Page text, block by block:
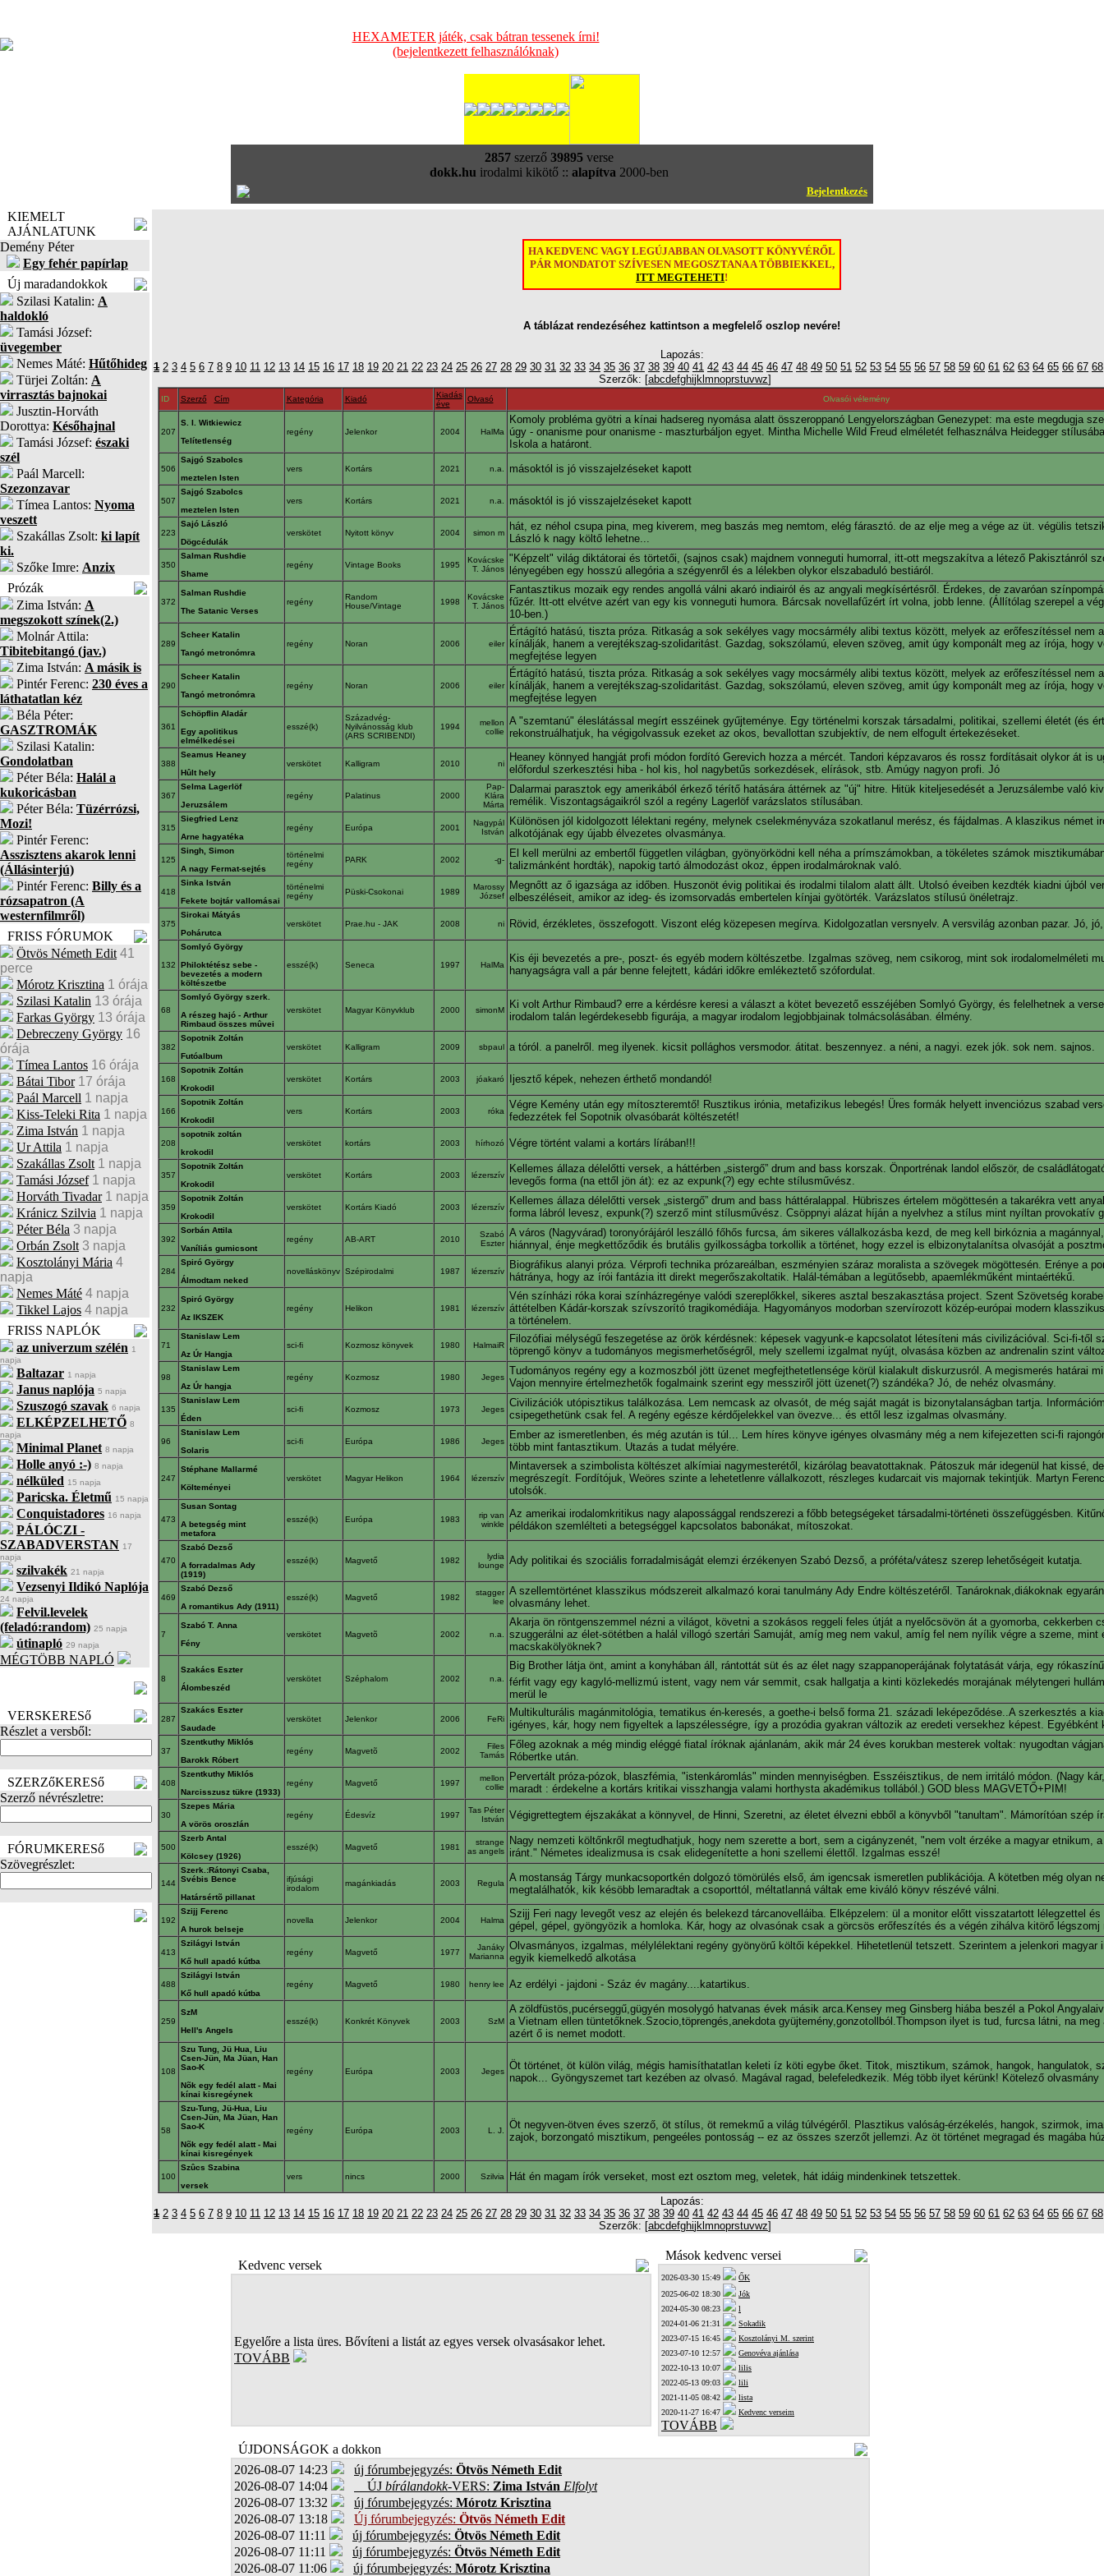
HEXAMETER játék, csak bátran tessenek írni!
(bejelentkezett felhasználóknak)
2857szerző 39895verse
dokk.hu irodalmi kikötő :: alapítva 2000-ben
Bejelentkezés
KIEMELT
AJÁNLATUNK
Demény Péter
Egy fehér papírlap
Új maradandokkok
Szilasi Katalin: A
haldokló
Tamási József:
üvegember
Nemes Máté: Hűtőhideg
Türjei Zoltán: A
virrasztás bajnokai
Jusztin-Horváth
Dorottya: Későhajnal
Tamási József: északi
szél
Paál Marcell:
Szezonzavar
Tímea Lantos: Nyoma
veszett
Szakállas Zsolt: ki lapít
ki.
Szőke Imre: Anzix
Prózák
Zima István: A
megszokott színek(2.)
Molnár Attila:
Tibitebitangó (jav.)
Zima István: A másik is
Pintér Ferenc: 230 éves a
láthatatlan kéz
Béla Péter:
GASZTROMÁK
Szilasi Katalin:
Gondolatban
Péter Béla: Halál a
kukoricásban
Péter Béla: Tüzérrózsi,
Mozi!
Pintér Ferenc:
Asszisztens akarok lenni
(Állásinterjú)
Pintér Ferenc: Billy és a
rózsapatron (A
westernfilmről)
FRISS FÓRUMOK
Ötvös Németh Edit 41
perce
Mórotz Krisztina 1 órája
Szilasi Katalin 13 órája
Farkas György 13 órája
Debreczeny György 16
órája
Tímea Lantos 16 órája
Bátai Tibor 17 órája
Paál Marcell 1 napja
Kiss-Teleki Rita 1 napja
Zima István 1 napja
Ur Attila 1 napja
Szakállas Zsolt 1 napja
Tamási József 1 napja
Horváth Tivadar 1 napja
Kránicz Szilvia 1 napja
Péter Béla 3 napja
Orbán Zsolt 3 napja
Kosztolányi Mária 4
napja
Nemes Máté 4 napja
Tikkel Lajos 4 napja
FRISS NAPLÓK
az univerzum szélén 1
napja
Baltazar 1 napja
Janus naplója 5 napja
Szuszogó szavak 6 napja
ELKÉPZELHETŐ 8
napja
Minimal Planet 8 napja
Holle anyó :-) 8 napja
nélküled 15 napja
Paricska. Életmű 15 napja
Conquistadores 16 napja
PÁLÓCZI -
SZABADVERSTAN 17
napja
szilvakék 21 napja
Vezsenyi Ildikó Naplója
24 napja
Felvil.levelek
(feladó:random) 25 napja
útinapló 29 napja
MÉGTÖBB NAPLÓ
VERSKERESő
Részlet a versből:
SZERZőKERESő
Szerző névrészletre:
FÓRUMKERESő
Szövegrészlet:
HA KEDVENC VAGY LEGÚJABBAN OLVASOTT KÖNYVÉRŐL
PÁR MONDATOT SZÍVESEN MEGOSZTANA A TÖBBIEKKEL,
ITT MEGTEHETI!
A táblázat rendezéséhez kattintson a megfelelő oszlop nevére!
Lapozás:
1 2 3 4 5 6 7 8 9 10 11 12 13 14 15 16 17 18 19 20 21 22 23 24 25 26 27 28 29 30 31 32 33 34 35 36 37 38 39 40 41 42 43 44 45 46 47 48 49 50 51 52 53 54 55 56 57 58 59 60 61 62 63 64 65 66 67 68
Szerzők: [abcdefghij k mnoprstuvwz]
ID Szerző Cím Kategória Kiadó
Kiadás
éve
Olvasó Olvasói vélemény
207
S. I. Witkiewicz
Telítetlenség
regény Jelenkor 2004 HalMa
Komoly probléma gyötri a kínai hadsereg nyomása alatt összeroppanó Lengyelországban Genezypet: ma este megdugja
úgy - onanisme pour onanisme - maszturbáljon egyet. Mintha Michelle Wild Freud elméletét felhasználva Heidegger
Iskola a határont.
506
Sajgó Szabolcs
meztelen Isten
vers Kortárs 2021 n.a. másoktól is jó visszajelzéseket kapott
507
Sajgó Szabolcs
meztelen Isten
vers Kortárs 2021 n.a. másoktól is jó visszajelzéseket kapott
223
Sajó László
Dögcédulák
verskötet Nyitott könyv 2004 simon m
hát, ez néhol csupa pina, meg kiverem, meg baszás meg nemtom, elég fárasztó. de az elje meg a vége az üt. végülis
László k nagy költő lehetne...
350
Salman Rushdie
Shame
regény Vintage Books 1995
Kovácske
T. János
"Képzelt" világ diktátorai és törtetői, (sajnos csak) majdnem vonneguti humorral, itt-ott megszakítva a létező Pakisztánról
lényegében egy hosszú allegória a szégyenről és a lélekben olykor elszabaduló bestiáról.
372
Salman Rushdie
The Satanic Verses
regény
Random
House/Vintage
1998
Kovácske
T. János
Fantasztikus mozaik egy rendes angollá válni akaró indiairól és az angyali megkísértésről. Érdekes, de zavaróan
fűzér. Itt-ott elvétve azért van egy kis vonneguti humora. Bárcsak novellafűzért írt volna, jobb lenne. (Állítólag szerepel a
10-ben.)
289
Scheer Katalin
Tangó metronómra
regény Noran 2006 eiler
Értágító hatású, tiszta próza. Ritkaság a sok sekélyes vagy mocsármély alibi textus között, melyek az erőfeszítéssel nem
kínálják, hanem a verejtékszag-szolidaritást. Gazdag, sokszólamú, eleven szöveg, amit úgy komponált meg az írója, hogy
megfejtése legyen
290
Scheer Katalin
Tangó metronómra
regény Noran 2006 eiler
Értágító hatású, tiszta próza. Ritkaság a sok sekélyes vagy mocsármély alibi textus között, melyek az erőfeszítéssel nem
kínálják, hanem a verejtékszag-szolidaritást. Gazdag, sokszólamú, eleven szöveg, amit úgy komponált meg az írója, hogy
megfejtése legyen
361
Schöpflin Aladár
Egy apolitikus
elmélkedései
esszé(k)
Századvég-
Nyilvánosság klub
(ARS SCRIBENDI)
1994
mellon
collie
A "szemtanú" éleslátással megírt esszéinek gyűjteménye. Egy történelmi korszak társadalmi, politikai, szellemi életét (és
rekonstruálhatjuk, ha végigolvassuk ezeket az okos, bevallottan szubjektív, de nem elfogult értekezéseket.
388
Seamus Heaney
Hûlt hely
verskötet Kalligram 2010 ni
Heaney könnyed hangját profi módon fordító Gerevich hozza a mércét. Tandori képzavaros és rossz fordításait olykor át is
előfordul szerkesztési hiba - hol kis, hol nagybetűs sorkezdések, elírások, stb. Amúgy nagyon profi. Jó
367
Selma Lagerlöf
Jeruzsálem
regény Palatinus 2000
Pap-
Klára
Márta
Dalarmai parasztok egy amerikából érkező térítő hatására áttérnek az "új" hitre. Hitük kiteljesedését a Jeruzsálembe való
remélik. Viszontagságaikról szól a regény Lagerlöf varázslatos stílusában.
315
Siegfried Lenz
Arne hagyatéka
regény Európa 2001
Nagypál
István
Különösen jól kidolgozott lélektani regény, melynek cselekményváza szokatlanul merész, és fájdalmas. A klaszikus német
alkotójának egy újabb élvezetes olvasmánya.
125
Singh, Simon
A nagy Fermat-sejtés
történelmi
regény
PARK 2002 -g-
El kell merülni az embertől független világban, gyönyörködni kell néha a prímszámokban, a tökéletes számok
talizmánként hordták), napokig tartó álmodozást okoz, éppen irodalmároknak való.
418
Sinka István
Fekete bojtár vallomásai
történelmi
regény
Püski-Csokonai 1989
Marossy
József
Megnőtt az ő igazsága az időben. Huszonöt évig politikai és irodalmi tilalom alatt állt. Utolsó éveiben kezdték kiadni újból
elbeszéléseit, amikor az ideg- és izomsorvadás embertelen kínjai gyötörték. Varázslatos stílusú önéletrajz.
375
Sirokai Mátyás
Pohárutca
verskötet Prae.hu - JAK 2008 ni Rövid, érzékletes, összefogott. Viszont elég közepesen megírva. Kidolgozatlan versnyelv. A versvilág azonban pazar. Jó,
132
Somlyó György
Philoktétész sebe -
bevezetés a modern
költészetbe
esszé(k) Seneca 1997 HalMa
Kis éji bevezetés a pre-, poszt- és egyéb modern költészetbe. Izgalmas szöveg, nem csikorog, mint sok irodalomelméleti
hanyagságra vall a pár benne felejtett, kádári időkre emlékeztető szófordulat.
68
Somlyó György szerk.
A részeg hajó - Arthur
Rimbaud összes mûvei
verskötet Magyar Könyvklub 2000 simonM
Ki volt Arthur Rimbaud? erre a kérdésre keresi a választ a kötet bevezető esszéjében Somlyó György, és felelhetnek a
irodalom talán legérdekesebb figurája, a magyar irodalom legjobbjainak tolmácsolásában. élmény.
382
Sopotnik Zoltán
Futóalbum
verskötet Kalligram 2009 sbpaul a tóról. a panelről. meg ilyenek. kicsit pollághos versmodor. átitat. beszennyez. a néni, a nagyi. ezek jók. sok nem. sajnos.
168
Sopotnik Zoltán
Krokodil
verskötet Kortárs 2003 jóakaró Ijesztő képek, nehezen érthető mondandó!
166
Sopotnik Zoltán
Krokodil
vers Kortárs 2003 róka
Végre Kemény után egy mítoszteremtő! Rusztikus irónia, metafizikus lebegés! Üres formák helyett invenciózus szabad
fedezzétek fel Sopotnik olvasóbarát költészetét!
208
sopotnik zoltán
krokodil
verskötet kortárs 2003 hírhozó Végre történt valami a kortárs lírában!!!
357
Sopotnik Zoltán
Krokodil
verskötet Kortárs 2003 lézerszív
Kellemes állaza délelőtti versek, a háttérben „sistergő” drum and bass korszak. Önportrénak landol először, de
levegős forma (na ettől jön át): ez az expunk(?) egy echte stílusművész.
359
Sopotnik Zoltán
Krokodil
verskötet Kortárs Kiadó 2003 lézerszív
Kellemes állaza délelőtti versek „sistergő” drum and bass háttéralappal. Hübriszes értelem mögöttesén a takarékra vett
forma lábról levesz, expunk(?) szerző mint stílusművész. Csöppnyi alázat híján a nyelvhez a stílus mint nyíltan provokatív
392
Sorbán Attila
Vaníliás gumicsont
regény AB-ART 2010
Szabó
Eszter
A város (Nagyvárad) toronyórájáról leszálló főhős furcsa, ám sikeres vállalkozásba kezd, de meg kell birkóznia a
hiánnyal, énje megkettőződik és brutális gyilkosságba torkollik a történet, hogy ezzel is elbizonytalanítsa olvasóját a
284
Spiró György
Álmodtam neked
novelláskönyv Szépirodalmi 1987 lézerszív
Biográfikus alanyi próza. Vérprofi technika prózareálban, eszményien száraz moralista a szövegek mögöttesén. Erénye a
hátránya, hogy az írói fantázia itt direkt megerőszakoltatik. Halál-témában a legütősebb, apaemlékműként mintaértékű.
232
Spiró György
Az IKSZEK
regény Helikon 1981 lézerszív
Vén színházi róka korai színházregénye valódi szereplőkkel, sikeres asztal beszakasztása project. Szent Szövetség
áttételben Kádár-korszak szívszorító tragikomédiája. Hagyományos modorban szervírozott közép-európai modern
a történelem.
71
Stanislaw Lem
Az Úr Hangja
sci-fi Kozmosz könyvek 1980 HalmaiR
Filozófiai mélységű feszegetése az örök kérdésnek: képesek vagyunk-e kapcsolatot létesíteni más civilizációval. Sci-fi-től
töprengő könyv a tudományos megismerhetőségről, mely szellemi izgalmat nyújt, olvasása közben az andrenalin szint
98
Stanislaw Lem
Az Úr hangja
regény Kozmosz 1980 Jeges
Tudományos regény egy a kozmoszból jött üzenet megfejthetetlensége körül kialakult diskurzusról. A megismerés határai
Vajon mennyire értelmezhetők fogalmaink szerint egy messziről jött üzenet(?) szándéka? Jó, de nehéz olvasmány.
135
Stanislaw Lem
Éden
sci-fi Kozmosz 1973 Jeges
Civilizációk utópisztikus találkozása. Lem nemcask az olvasót, de még saját magát is bizonytalanságban tartja.
csipegethetünk csak fel. A regény egésze kérdőjelekkel van övezve... és ettől lesz izgalmas olvasmány.
96
Stanislaw Lem
Solaris
sci-fi Európa 1986 Jeges
Ember az ismeretlenben, és még azután is túl... Lem híres könyve igényes olvasmány még a nem kifejezetten sci-fi
több mint fantasztikum. Utazás a tudat mélyére.
247
Stéphane Mallarmé
Költeményei
verskötet Magyar Helikon 1964 lézerszív
Mintaversek a szimbolista költészet alkímiai nagymesterétől, kizárólag beavatottaknak. Pátoszuk már idegenül hat kissé,
megrészegít. Fordítójuk, Weöres szinte a lehetetlenre vállalkozott, részleges kudarcait vis majornak tekintjük. Martyn
utolsók.
473
Susan Sontag
A betegség mint
metafora
esszé(k) Európa 1983
rip van
winkle
Az amerikai irodalomkritikus nagy alapossággal rendszerezi a főbb betegségeket társadalmi-történeti összefüggésben.
példákon szemlélteti a betegséggel kapcsolatos babonákat, mítoszokat.
470
Szabó Dezső
A forradalmas Ady
(1919)
esszé(k) Magvető 1982
lydia
lounge
Ady politikai és szociális forradalmiságát elemzi érzékenyen Szabó Dezső, a próféta/vátesz szerep lehetőségeit kutatja.
469
Szabó Dezső
A romantikus Ady (1911)
esszé(k) Magvető 1982
stagger
lee
A szellemtörténet klasszikus módszereit alkalmazó korai tanulmány Ady Endre költészetéről. Tanároknak,diákoknak
olvasmány lehet.
7
Szabó T. Anna
Fény
verskötet Magvetõ 2002 n.a.
Akarja ön röntgenszemmel nézni a világot, követni a szokásos reggeli feles útját a nyelőcsövön át a gyomorba, cekkerben
szuggerálni az élet-sötétben a halál villogó szertári Samuját, amíg meg nem vakul, amíg fel nem nyílik végre a szeme, mint
macskakölyöknek?
8
Szakács Eszter
Álombeszéd
verskötet Széphalom 2002 n.a.
Big Brother látja önt, amint a konyhában áll, rántottát süt és az élet nagy szappanoperájának folytatását várja, egy
férfit vagy egy kagyló-mellizmú istent, vagy nem vár semmit, csak hallgatja a kinti közlekedés morajának mélytengeri
merül le
287
Szakács Eszter
Saudade
verskötet Jelenkor 2006 FeRi
Multikulturális magánmitológia, tematikus én-keresés, a goethe-i belső forma 21. századi leképeződése..A szerkesztés a
igényes, kár, hogy nem figyeltek a lapszélességre, így a prozódia gyakran változik az eredeti versekhez képest. Egyébként
37
Szentkuthy Miklós
Barokk Róbert
regény Magvetõ 2002
Files
Tamás
Főleg azoknak a még mindig eléggé fiatal íróknak ajánlanám, akik már 24 éves korukban mesterek voltak: nyugodtan
Róbertke után.
408
Szentkuthy Miklós
Narcisszusz tükre (1933)
regény Magvető 1997
mellon
collie
Pervertált próza-pózok, blaszfémia, "istenkáromlás" minden mennyiségben. Esszéisztikus, de nem irritáló módon. (Nagy
maradt : érdekelne a kortárs kritikai visszhangja valami horthysta akadémikus tollából.) GOD bless MAGVETŐ+PIM!
30
Szepes Mária
A vörös oroszlán
regény Édesvíz 1997
Tas Péter
István
Végigrettegtem éjszakákat a könnyvel, de Hinni, Szeretni, az életet élvezni ebből a könyvből "tanultam". Mámorítóan szép
500
Szerb Antal
Kölcsey (1926)
esszé(k) Magvető 1981
strange
as angels
Nagy nemzeti költőnkről megtudhatjuk, hogy nem szerette a bort, sem a cigányzenét, "nem volt érzéke a magyar etnikum,
iránt." Németes idealizmusa is csak elidegenítette a honi szellemi élettől. Izgalmas esszé!
144
Szerk.:Rátonyi Csaba,
Svébis Bence
Határsértõ pillanat
ifjúsági
irodalom
magánkiadás 2003 Regula
A mostanság Tárgy munkacsoportkén dolgozó tömörülés első, ám igencsak ismeretlen publikációja. A kötetben még olyan
megtalálhatók, kik késöbb lemaradtak a csoporttól, méltatlanná váltak eme kiváló könyv részévé válni.
192
Szijj Ferenc
A hurok belseje
novella Jelenkor 2004 Halma
Szijj Feri nagy levegőt vesz az elején és belekezd tárcanovelláiba. Elképzelem: ül a monitor előtt visszatartott lélegzettel és
gépel, gépel, gyöngyözik a homloka. Kár, hogy az olvasónak csak a görcsös erőfeszítés és a végén zihálva kitörő légszomj
413
Szilágyi István
Kő hull apadó kútba
regény Magvető 1977
Janáky
Marianna
Olvasmányos, izgalmas, mélylélektani regény gyönyörű költői képekkel. Hihetetlenül tetszett. Szerintem a jelenkori magyar
egyik kiemelkedő alkotása
488
Szilágyi István
Kő hull apadó kútba
regény Magvető 1980 henry lee Az erdélyi - jajdoni - Száz év magány....katartikus.
259
SzM
Hell's Angels
esszé(k) Konkrét Könyvek 2003 SzM
A zöldfüstös,pucérseggű,gügyén mosolygó hatvanas évek másik arca.Kensey meg Ginsberg hiába beszél a Pokol
a Vietnam ellen tüntetőknek.Szocio,töprengés,anekdota gyüjtemény,gonzotollból.Thompson ilyet is tud, furcsa látni, na meg
azért ő is nemet modott.
108
Szu Tung, Jü Hua, Liu
Csen-Jün, Ma Jüan, Han
Sao-K
Nõk egy fedél alatt - Mai
kínai kisregéynek
regény Európa 2003 Jeges Öt történet, öt külön világ, mégis hamisíthatatlan keleti íz köti egybe őket. Titok, misztikum, számok, hangok, hangulatok,
napok... Gyöngyszemet tart kezében az olvasó. Magával ragad, belefeledkezik. Még több ilyet kérünk! Kötelező olvasmány
58
Szu-Tung, Jü-Hua, Liu
Csen-Jün, Ma Jüan, Han
Sao-K
Nõk egy fedél alatt - Mai
kínai kisregények
regény Európa 2003 L. J.
Öt negyven-ötven éves szerző, öt stílus, öt remekmű a világ túlvégéről. Plasztikus valóság-érzékelés, hangok, szirmok,
zajok, borzongató misztikum, pengeéles pontosság -- ez az összes szerzőt jellemzi. Az öt történet megragad és magába
100
Szûcs Szabina
versek
vers nincs 2000 Szilvia
Hát én magam írók verseket, most ezt osztom meg, veletek, hát idáig mindenkinek tetszettek.
Lapozás:
1 2 3 4 5 6 7 8 9 10 11 12 13 14 15 16 17 18 19 20 21 22 23 24 25 26 27 28 29 30 31 32 33 34 35 36 37 38 39 40 41 42 43 44 45 46 47 48 49 50 51 52 53 54 55 56 57 58 59 60 61 62 63 64 65 66 67 68
Szerzők: [abcdefghij k mnoprstuvwz]
Kedvenc versek
Egyelőre a lista üres. Bővíteni a listát az egyes versek olvasásakor lehet.
TOVÁBB
Mások kedvenc versei
2026-03-30 15:49
ŐK
2025-06-02 18:30
Jók
2024-05-30 08:23
l
2024-01-06 21:31
Sokadik
2023-07-15 16:45
Kosztolányi M. szerint
2023-07-10 12:57
Genovéva ajánlása
2022-10-13 10:07
lilis
2022-05-13 09:03
lili
2021-11-05 08:42
lista
2020-11-27 16:47
Kedvenc verseim
TOVÁBB
ÚJDONSÁGOK a dokkon
2026-08-07 14:23
új fórumbejegyzés: Ötvös Németh Edit
2026-08-07 14:04
ÚJ bírálandokk-VERS: Zima István Elfolyt
2026-08-07 13:32
új fórumbejegyzés: Mórotz Krisztina
2026-08-07 13:18
Új fórumbejegyzés: Ötvös Németh Edit
2026-08-07 11:11
új fórumbejegyzés: Ötvös Németh Edit
2026-08-07 11:11
új fórumbejegyzés: Ötvös Németh Edit
2026-08-07 11:06
új fórumbejegyzés: Mórotz Krisztina